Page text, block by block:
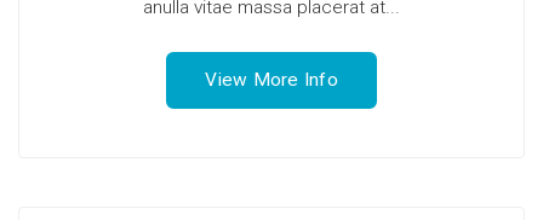
anulla vitae massa placerat at...
View More Info